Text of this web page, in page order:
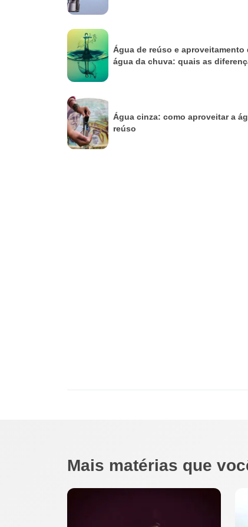
Água de reúso e aproveitamento
água da chuva: quais as
Água cinza: como aproveitar a
reúso
Mais matérias que